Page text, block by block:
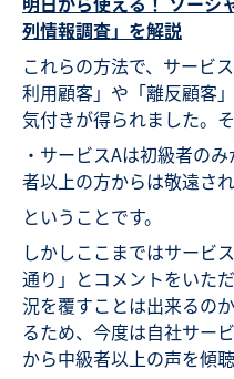
列情報調査」を解説
これらの方法で、サービ
利用顧客」や「離反顧客
気付きが得られました。
・サービスAは初級者の
者以上の方からは敬遠され
ということです。
しかしここまではサービ
通り」とコメントをいた
況を覆すことは出来るの
るため、今度は自社サー
から中級者以上の声を傾聴